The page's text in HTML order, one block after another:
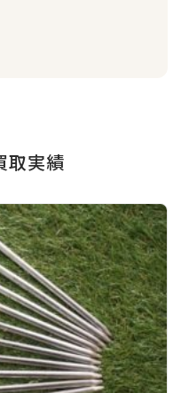
取実績